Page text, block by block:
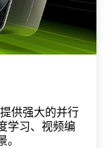
供强大的并行
学习、视频编